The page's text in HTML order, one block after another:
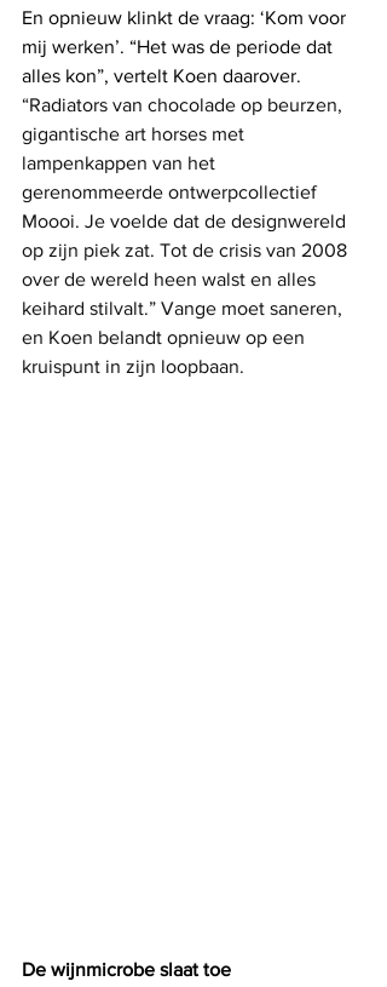
En opnieuw klinkt de vraag: ‘Kom voor
mij werken’. “Het was de periode dat
alles kon”, vertelt Koen daarover.
“Radiators van chocolade op beurzen,
gigantische art horses met
lampenkappen van het
gerenommeerde ontwerpcollectief
Moooi. Je voelde dat de designwereld
op zijn piek zat. Tot de crisis van 2008
over de wereld heen walst en alles
keihard stilvalt.” Vange moet saneren,
en Koen belandt opnieuw op een
kruispunt in zijn loopbaan.
De wijnmicrobe slaat toe